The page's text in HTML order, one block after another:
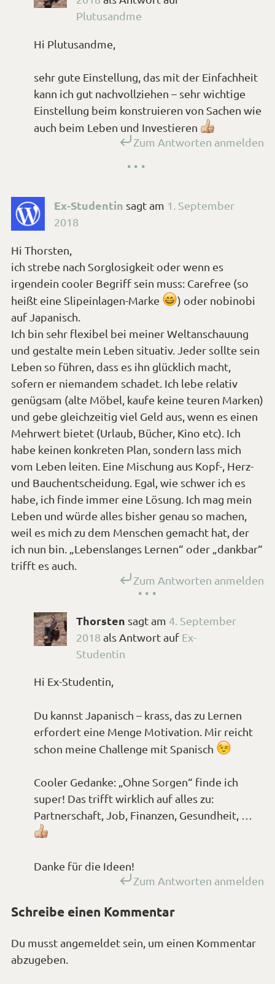
Plutusandme
Hi Plutusandme,
sehr gute Einstellung, das mit der Einfachheit
kann ich gut nachvollziehen – sehr wichtige
Einstellung beim konstruieren von Sachen wie
auch beim Leben und Investieren *Smiley
mögen*
Zum Antworten anmelden
Ex-Studentin sagt am 1. September
2018
Hi Thorsten,
ich strebe nach Sorglosigkeit oder wenn es
irgendein cooler Begriff sein muss: Carefree (so
heißt eine Slipeinlagen-Marke *Smiley
lachen*
) oder nobinobi
auf Japanisch.
Ich bin sehr flexibel bei meiner Weltanschauung
und gestalte mein Leben situativ. Jeder sollte sein
Leben so führen, dass es ihn glücklich macht,
sofern er niemandem schadet. Ich lebe relativ
genügsam (alte Möbel, kaufe keine teuren Marken)
und gebe gleichzeitig viel Geld aus, wenn es einen
Mehrwert bietet (Urlaub, Bücher, Kino etc). Ich
habe keinen konkreten Plan, sondern lass mich
vom Leben leiten. Eine Mischung aus Kopf-, Herz-
und Bauchentscheidung. Egal, wie schwer ich es
habe, ich finde immer eine Lösung. Ich mag mein
Leben und würde alles bisher genau so machen,
weil es mich zu dem Menschen gemacht hat, der
ich nun bin. „Lebenslanges Lernen“ oder „dankbar“
trifft es auch.
Zum Antworten anmelden
Thorsten sagtam 4. September
2018 als Antwort auf Ex-
Studentin
Hi Ex-Studentin,
Du kannst Japanisch – krass, das zu Lernen
erfordert eine Menge Motivation. Mir reicht
schon meine Challenge mit Spanisch *Smiley
Cooler Gedanke: „Ohne Sorgen“ finde ich
super! Das trifft wirklich auf alles zu:
Partnerschaft, Job, Finanzen, Gesundheit, …
*Smiley
mögen*
Danke für die Ideen!
Zum Antworten anmelden
Schreibe einen Kommentar
Du musstangemeldet sein, um einen Kommentar
abzugeben.